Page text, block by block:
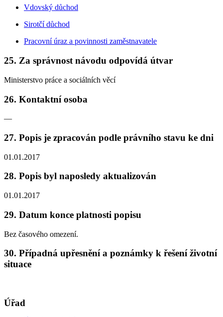
Vdovský důchod
Sirotčí důchod
Pracovní úraz a povinnosti zaměstnavatele
25. Za správnost návodu odpovídá útvar
Ministerstvo práce a sociálních věcí
26. Kontaktní osoba
—
27. Popis je zpracován podle právního stavu ke dni
01.01.2017
28. Popis byl naposledy aktualizován
01.01.2017
29. Datum konce platnosti popisu
Bez časového omezení.
30. Případná upřesnění a poznámky k řešení životní
situace
Úřad